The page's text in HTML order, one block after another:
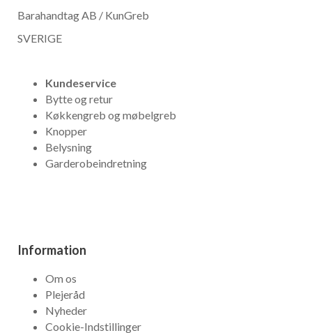
Barahandtag AB / KunGreb
SVERIGE
Kundeservice
Bytte og retur
Køkkengreb og møbelgreb
Knopper
Belysning
Garderobeindretning
Information
Om os
Plejeråd
Nyheder
Cookie-Indstillinger